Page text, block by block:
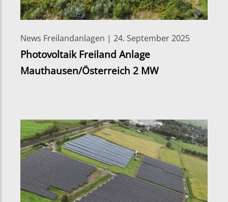
News Freilandanlagen | 24. September 2025
Photovoltaik Freiland Anlage
Mauthausen/Österreich 2 MW